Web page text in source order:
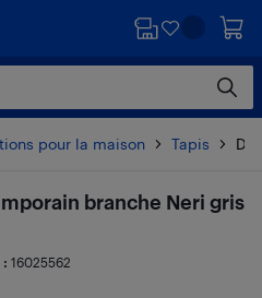
pour la maison Tapis
branche Neri gris
: 16025562